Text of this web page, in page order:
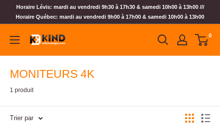
Horaire Lévis: mardi au vendredi 9h30 à 17h30 & samedi 10h00 à 13h00 ///
Horaire Québec: mardi au vendredi 9h00 à 17h00 & samedi 10h00 à 13h00
0
MONITEURS 4K
1 produit
Trier par